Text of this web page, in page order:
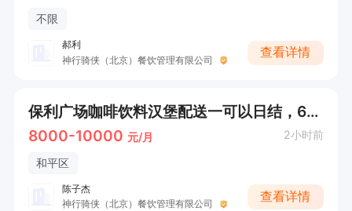
不限
郝利
神行骑侠（北京）餐饮管理有限公司
查看详情
保利广场咖啡饮料汉堡配送一可以日结，6元单价，一天打底收入300-400
8000-10000 元/月 2小时前
和平区
陈子杰
神行骑侠（北京）餐饮管理有限公司
查看详情